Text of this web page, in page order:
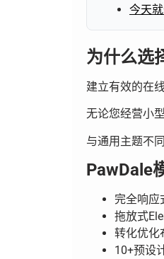
今天
为什么选
建立有效的在
无论您经营小
与通用主题不
PawDale
完全响应
拖放式
转化优化
10+预设